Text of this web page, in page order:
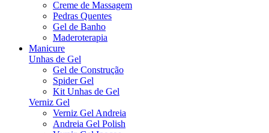
Creme de Massagem
Pedras Quentes
Gel de Banho
Maderoterapia
Manicure
Unhas de Gel
Gel de Construção
Spider Gel
Kit Unhas de Gel
Verniz Gel
Verniz Gel Andreia
Andreia Gel Polish